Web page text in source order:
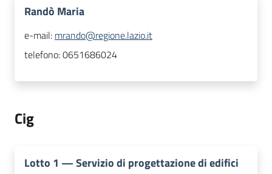
Randò Maria
e-mail: mrando@regione.lazio.it
telefono:0651686024
Cig
Lotto 1 —Servizio di progettazione di edifici